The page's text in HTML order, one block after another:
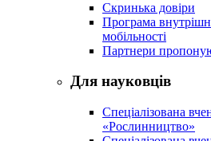
Скринька довіри
Програма
мобільності
Партнери
Для науковців
Спеціалізована
«Рослинництво»